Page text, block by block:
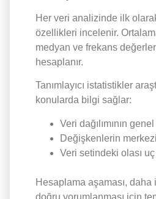
Her veri analizinde ilk
özellikleri incelenir.
medyan ve frekans
hesaplanır.
Tanımlayıcı istatistikler
konularda bilgi sağlar:
Veri dağılımının genel
Değişkenlerin
Veri setindeki olası
Hesaplama aşaması,
doğru yorumlanması için